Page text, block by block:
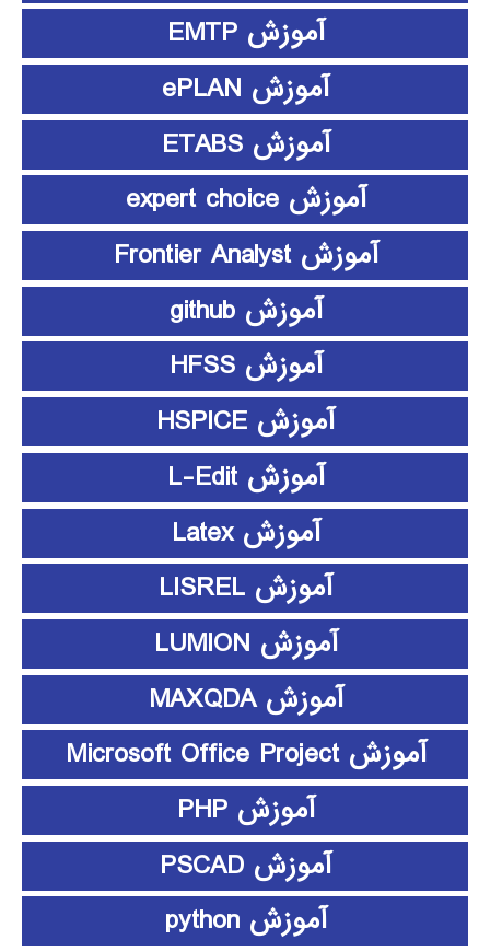
آموزش EMTP
آموزش ePLAN
آموزش ETABS
آموزش expert choice
آموزش Frontier Analyst
آموزش github
آموزش HFSS
آموزش HSPICE
آموزش L-Edit
آموزش Latex
آموزش LISREL
آموزش LUMION
آموزش MAXQDA
آموزش Microsoft Office Project
آموزش PHP
آموزش PSCAD
آموزش python